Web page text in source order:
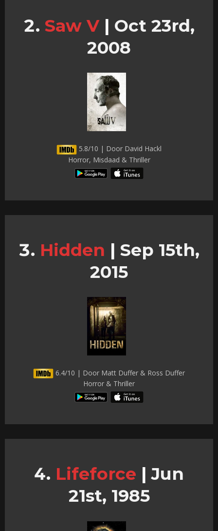
Saw V | Oct 23rd,
2008
5.8/10 | Door David Hackl
Horror, Misdaad & Thriller
Hidden | Sep 15th,
2015
6.4/10 | Door Matt Duffer & Ross Duffer
Horror & Thriller
Lifeforce | Jun
21st, 1985